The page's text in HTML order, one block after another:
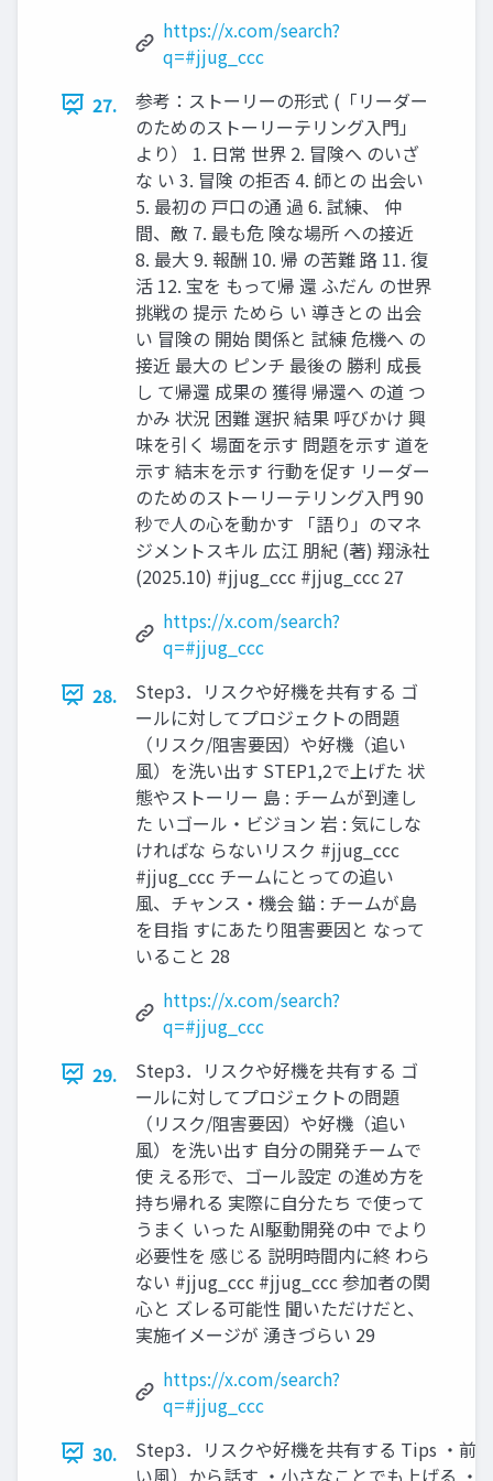
https://x.com/search?
q=#jjug_ccc
27.
参考：ストーリーの形式 (「リーダー
のためのストーリーテリング入門」
より） 1. 日常 世界 2. 冒険へ のいざ
な い 3. 冒険 の拒否 4. 師との 出会い
5. 最初の 戸口の通 過 6. 試練、 仲
間、敵 7. 最も危 険な場所 への接近
8. 最大 9. 報酬 10. 帰 の苦難 路 11. 復
活 12. 宝を もって帰 還 ふだん の世界
挑戦の 提示 ためら い 導きとの 出会
い 冒険の 開始 関係と 試練 危機へ の
接近 最大の ピンチ 最後の 勝利 成長
し て帰還 成果の 獲得 帰還へ の道 つ
かみ 状況 困難 選択 結果 呼びかけ 興
味を引く 場面を示す 問題を示す 道を
示す 結末を示す 行動を促す リーダー
のためのストーリーテリング入門 90
秒で人の心を動かす 「語り」のマネ
ジメントスキル 広江 朋紀 (著) 翔泳社
(2025.10) #jjug_ccc #jjug_ccc 27
https://x.com/search?
q=#jjug_ccc
28.
Step3．リスクや好機を共有する ゴ
ールに対してプロジェクトの問題
（リスク/阻害要因）や好機（追い
風）を洗い出す STEP1,2で上げた 状
態やストーリー 島 : チームが到達し
た いゴール・ビジョン 岩 : 気にしな
ければな らないリスク #jjug_ccc
#jjug_ccc チームにとっての追い
風、チャンス・機会 錨 : チームが島
を目指 すにあたり阻害要因と なって
いること 28
https://x.com/search?
q=#jjug_ccc
29.
Step3．リスクや好機を共有する ゴ
ールに対してプロジェクトの問題
（リスク/阻害要因）や好機（追い
風）を洗い出す 自分の開発チームで
使 える形で、ゴール設定 の進め方を
持ち帰れる 実際に自分たち で使って
うまく いった AI駆動開発の中 でより
必要性を 感じる 説明時間内に終 わら
ない #jjug_ccc #jjug_ccc 参加者の関
心と ズレる可能性 聞いただけだと、
実施イメージが 湧きづらい 29
https://x.com/search?
q=#jjug_ccc
30.
Step3．リスクや好機を共有する Tips ・前
い風）から話す ・小さなことでも上げる ・